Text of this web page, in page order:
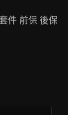
件 前保 後保